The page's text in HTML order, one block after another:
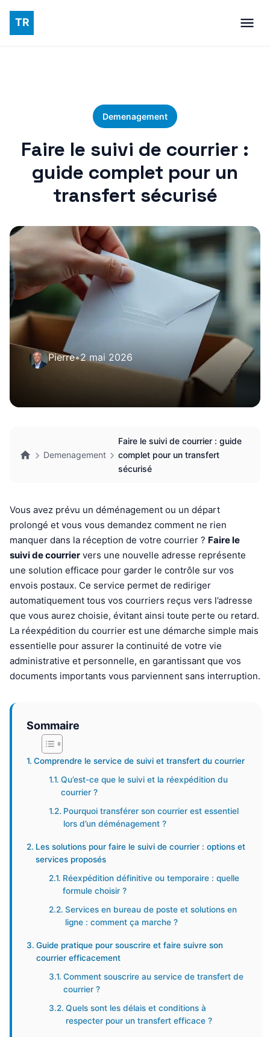
Demenagement
Faire le suivi de courrier :
guide complet pour un
transfert sécurisé
Pierre•2 mai 2026
Demenagement
Faire le suivi de courrier : guide
complet pour un transfert
sécurisé
Vous avez prévu un déménagement ou un départ
prolongé et vous vous demandez comment ne rien
manquer dans la réception de votre courrier ? Faire le
suivi de courrier vers une nouvelle adresse représente
une solution efficace pour garder le contrôle sur vos
envois postaux. Ce service permet de rediriger
automatiquement tous vos courriers reçus vers l’adresse
que vous aurez choisie, évitant ainsi toute perte ou retard.
La réexpédition du courrier est une démarche simple mais
essentielle pour assurer la continuité de votre vie
administrative et personnelle, en garantissant que vos
documents importants vous parviennent sans interruption.
Sommaire
Comprendre le service de suivi et transfert du courrier
Qu’est-ce que le suivi et la réexpédition du
courrier ?
Pourquoi transférer son courrier est essentiel
lors d’un déménagement ?
Les solutions pour faire le suivi de courrier : options et
services proposés
Réexpédition définitive ou temporaire : quelle
formule choisir ?
Services en bureau de poste et solutions en
ligne : comment ça marche ?
Guide pratique pour souscrire et faire suivre son
courrier efficacement
Comment souscrire au service de transfert de
courrier ?
Quels sont les délais et conditions à
respecter pour un transfert efficace ?